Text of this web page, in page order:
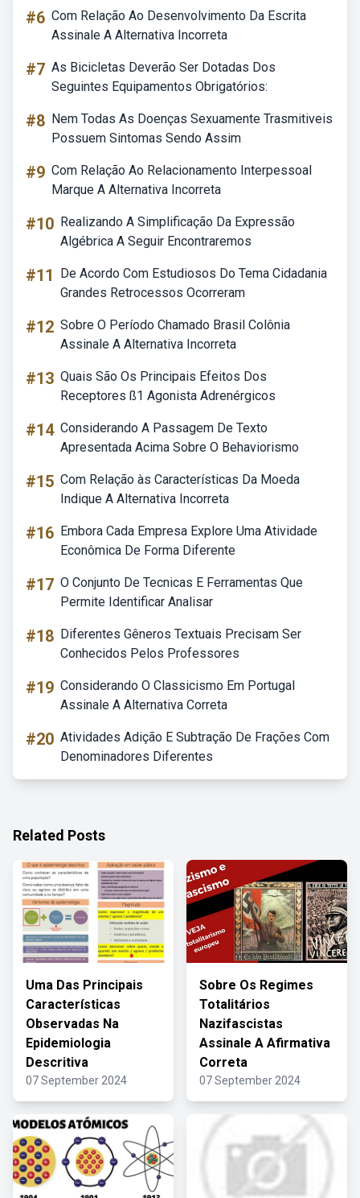
#6 Com Relação Ao Desenvolvimento Da Escrita
Assinale A Alternativa Incorreta
#7 As Bicicletas Deverão Ser Dotadas Dos
Seguintes Equipamentos Obrigatórios:
#8 Nem Todas As Doenças Sexuamente Trasmitiveis
Possuem Sintomas Sendo Assim
#9 Com Relação Ao Relacionamento Interpessoal
Marque A Alternativa Incorreta
#10 Realizando A Simplificação Da Expressão
Algébrica A Seguir Encontraremos
#11
De Acordo Com Estudiosos Do Tema Cidadania
Grandes Retrocessos Ocorreram
#12 Sobre O Período Chamado Brasil Colônia
Assinale A Alternativa Incorreta
#13 Quais São Os Principais Efeitos Dos
Receptores ß1 Agonista Adrenérgicos
#14 Considerando A Passagem De Texto
Apresentada Acima Sobre O Behaviorismo
#15 Com Relação às Características Da Moeda
Indique A Alternativa Incorreta
#16 Embora Cada Empresa Explore Uma Atividade
Econômica De Forma Diferente
#17 O Conjunto De Tecnicas E Ferramentas Que
Permite Identificar Analisar
#18 Diferentes Gêneros Textuais Precisam Ser
Conhecidos Pelos Professores
#19 Considerando O Classicismo Em Portugal
Assinale A Alternativa Correta
#20 Atividades Adição E Subtração De Frações Com
Denominadores Diferentes
Related Posts
Uma Das Principais
Características
Observadas Na
Epidemiologia
Descritiva
07 September 2024
Sobre Os Regimes
Totalitários
Nazifascistas
Assinale A Afirmativa
Correta
07 September 2024